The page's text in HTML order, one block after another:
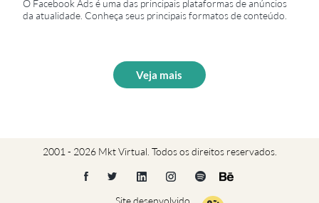
O Facebook Ads é uma das principais plataformas de anúncios
da atualidade. Conheça seus principais formatos de conteúdo.
Veja mais
2001 - 2026 Mkt Virtual. Todos os direitos reservados.
Site desenvolvido